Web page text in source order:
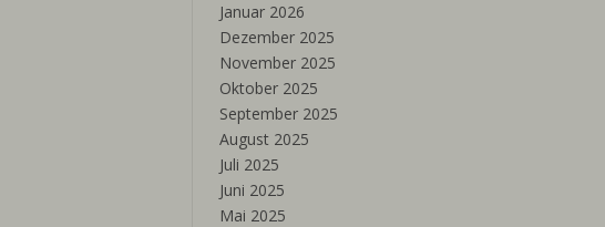
Januar 2026
Dezember 2025
November 2025
Oktober 2025
September 2025
August 2025
Juli 2025
Juni 2025
Mai 2025